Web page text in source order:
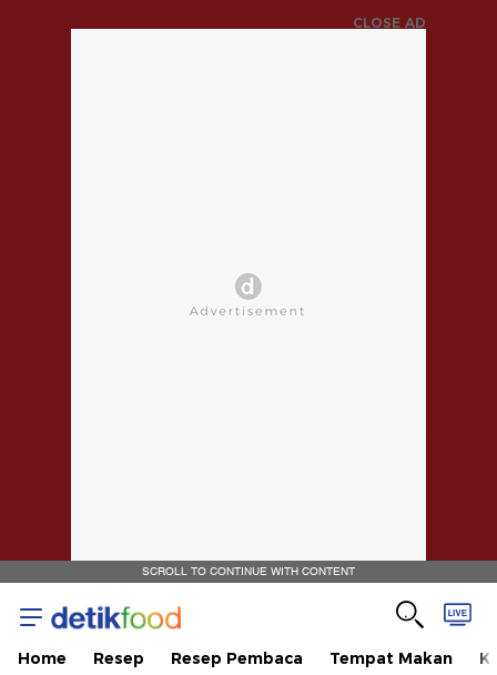
CLOSE AD
SCROLL TO CONTINUE WITH CONTENT
Home Resep Resep Pembaca Tempat Makan